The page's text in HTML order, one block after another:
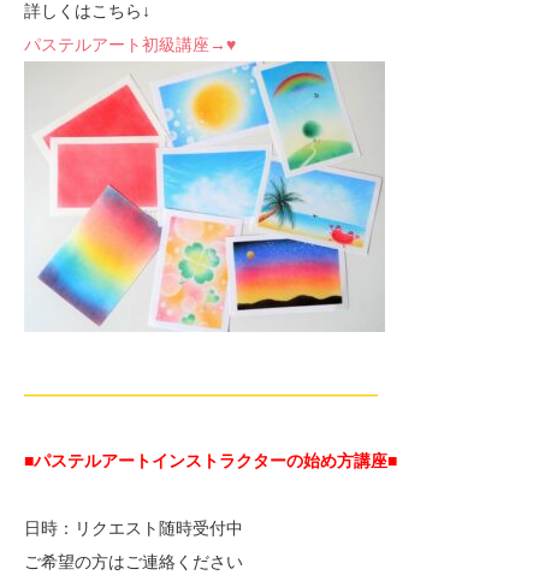
詳しくはこちら↓
パステルアート初級講座→♥
—————————————————————
■パステルアートインストラクターの始め方講座■
日時：リクエスト随時受付中
ご希望の方はご連絡ください